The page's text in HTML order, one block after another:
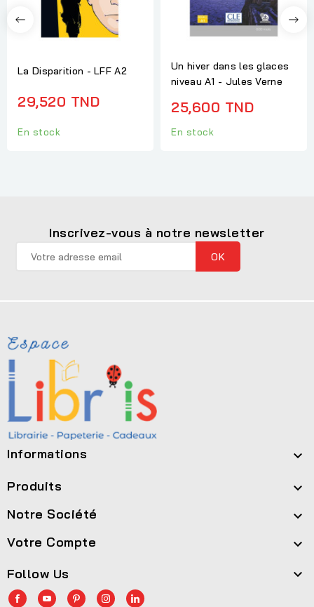
La Disparition - LFF A2
29,520 TND
En stock
Un hiver dans les glaces
niveau A1 - Jules Verne
25,600 TND
En stock
Inscrivez-vous à notre newsletter
Informations 
Produits 
Notre Société 
Votre Compte 
Follow Us 